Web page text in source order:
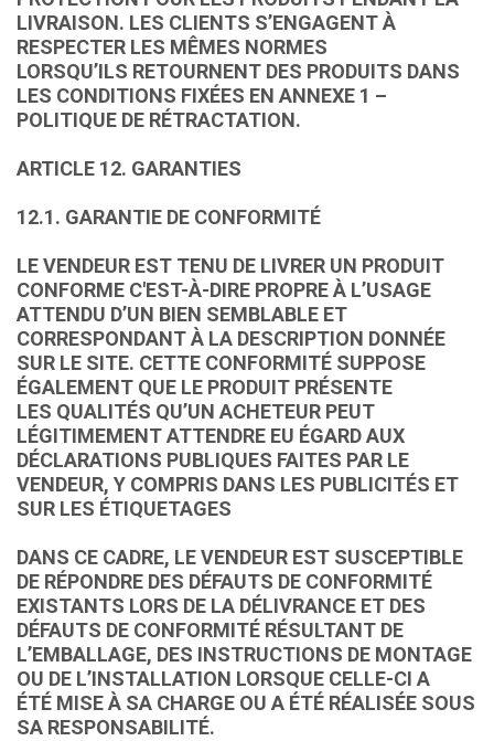
LIVRAISON. LES CLIENTS S’ENGAGENT À
RESPECTER LES MÊMES NORMES
LORSQU’ILS RETOURNENT DES PRODUITS DANS
LES CONDITIONS FIXÉES EN ANNEXE 1 –
POLITIQUE DE RÉTRACTATION.
ARTICLE 12. GARANTIES
12.1. GARANTIE DE CONFORMITÉ
LE VENDEUR EST TENU DE LIVRER UN PRODUIT
CONFORME C'EST-À-DIRE PROPRE À L’USAGE
ATTENDU D’UN BIEN SEMBLABLE ET
CORRESPONDANT À LA DESCRIPTION DONNÉE
SUR LE SITE. CETTE CONFORMITÉ SUPPOSE
ÉGALEMENT QUE LE PRODUIT PRÉSENTE
LES QUALITÉS QU’UN ACHETEUR PEUT
LÉGITIMEMENT ATTENDRE EU ÉGARD AUX
DÉCLARATIONS PUBLIQUES FAITES PAR LE
VENDEUR, Y COMPRIS DANS LES PUBLICITÉS ET
SUR LES ÉTIQUETAGES
DANS CE CADRE, LE VENDEUR EST SUSCEPTIBLE
DE RÉPONDRE DES DÉFAUTS DE CONFORMITÉ
EXISTANTS LORS DE LA DÉLIVRANCE ET DES
DÉFAUTS DE CONFORMITÉ RÉSULTANT DE
L’EMBALLAGE, DES INSTRUCTIONS DE MONTAGE
OU DE L’INSTALLATION LORSQUE CELLE-CI A
ÉTÉ MISE À SA CHARGE OU A ÉTÉ RÉALISÉE SOUS
SA RESPONSABILITÉ.